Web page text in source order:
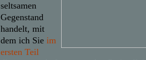
seltsamen
Gegenstand
handelt, mit
dem ich Sie im
ersten Teil